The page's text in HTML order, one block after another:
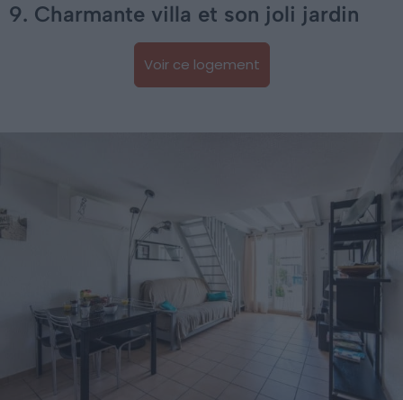
9. Charmante villa et son joli jardin
Voir ce logement